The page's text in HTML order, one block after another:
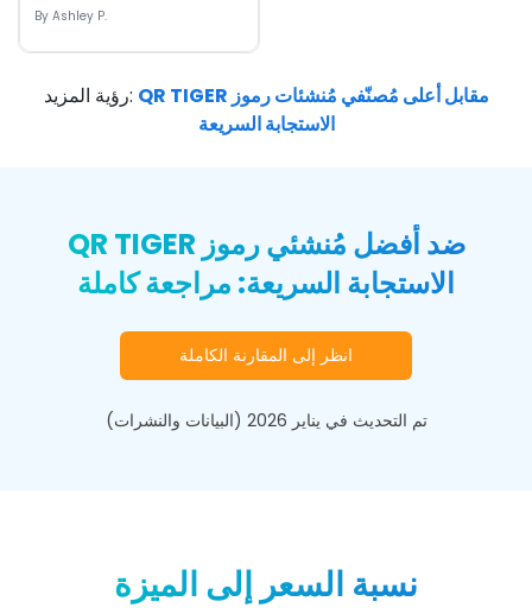
By Ashley P.
رؤية المزيد: QR TIGER مقابل أعلى مُصنّفي مُنشئات رموز
الاستجابة السريعة
QR TIGER ضد أفضل مُنشئي رموز
الاستجابة السريعة: مراجعة كاملة
انظر إلى المقارنة الكاملة
تم التحديث في يناير 2026 (البيانات والنشرات)
نسبة السعر إلى الميزة